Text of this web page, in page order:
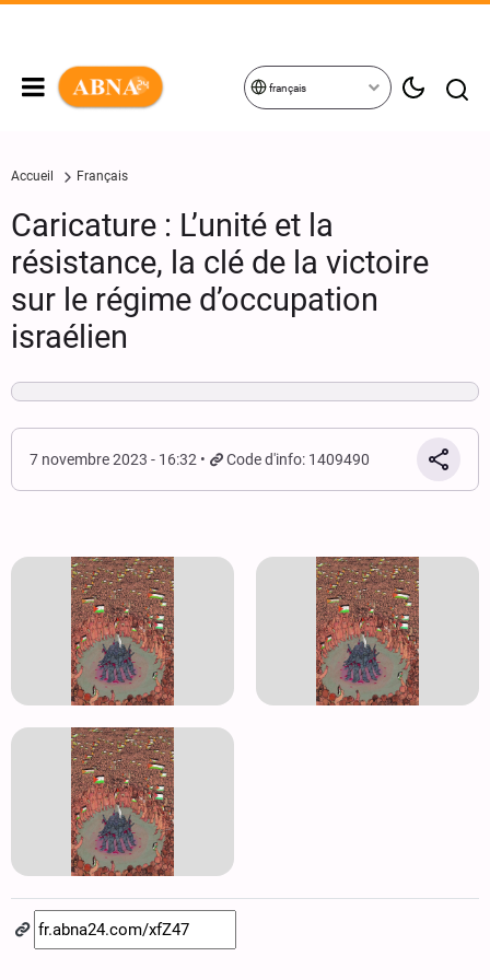
français
Accueil Français
Caricature : L’unité et la
résistance, la clé de la victoire
sur le régime d’occupation
israélien
7 novembre 2023 - 16:32 Code d'info: 1409490